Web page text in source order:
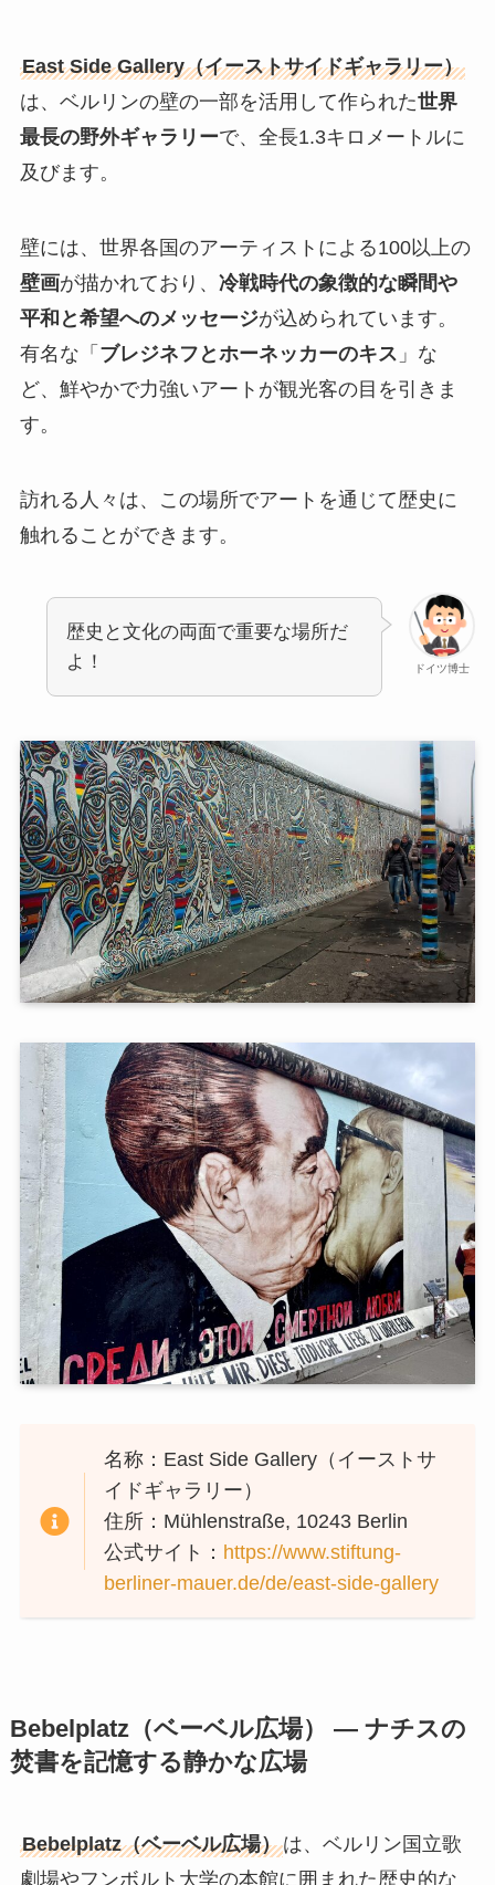
East Side Gallery（イーストサイドギャラリー）
は、ベルリンの壁の一部を活用して作られた世界
最長の野外ギャラリーで、全長1.3キロメートルに
及びます。
壁には、世界各国のアーティストによる100以上の
壁画が描かれており、 冷戦時代の象徴的な瞬間や
平和と希望へのメッセージが込められています。
有名な「 ブレジネフとホーネッカーのキス 」な
ど、鮮やかで力強いアートが観光客の目を引きま
す。
訪れる人々は、この場所でアートを通じて歴史に
触れることができます。
ドイツ博士
歴史と文化の両面で重要な場所だ
よ！
名称：East Side Gallery（イーストサ
イドギャラリー）
住所：Mühlenstraße, 10243 Berlin
公式サイト： https://www.stiftung-
berliner-mauer.de/de/east-side-gallery
Bebelplatz（ベーベル広場） — ナチスの
焚書を記憶する静かな広場
Bebelplatz（ベーベル広場）は、ベルリン国立歌
劇場やフンボルト大学の本館に囲まれた歴史的な